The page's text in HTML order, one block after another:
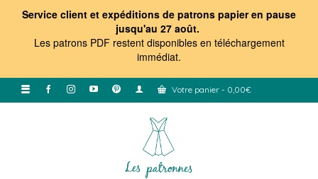
Service client et expéditions de patrons papier en pause
jusqu'au 27 août.
Les patrons PDF restent disponibles en téléchargement
immédiat.
Votre panier - 0,00€